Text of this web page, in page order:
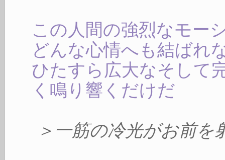
この人間の強烈なモー
どんな心情へも結ばれ
ひたすら広大なそして
く鳴り響くだけだ
＞一筋の冷光がお前を